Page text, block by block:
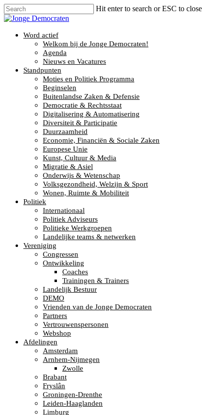
Hit enter to search or ESC to close
Word actief
Welkom bij de Jonge Democraten!
Agenda
Nieuws en Vacatures
Standpunten
Moties en Politiek Programma
Beginselen
Buitenlandse Zaken & Defensie
Democratie & Rechtsstaat
Digitalisering & Automatisering
Diversiteit & Participatie
Duurzaamheid
Economie, Financiën & Sociale Zaken
Europese Unie
Kunst, Cultuur & Media
Migratie & Asiel
Onderwijs & Wetenschap
Volksgezondheid, Welzijn & Sport
Wonen, Ruimte & Mobiliteit
Politiek
Internationaal
Politiek Adviseurs
Politieke Werkgroepen
Landelijke teams & netwerken
Vereniging
Congressen
Ontwikkeling
Coaches
Trainingen & Trainers
Landelijk Bestuur
DEMO
Vrienden van de Jonge Democraten
Partners
Vertrouwenspersonen
Webshop
Afdelingen
Amsterdam
Arnhem-Nijmegen
Zwolle
Brabant
Fryslân
Groningen-Drenthe
Leiden-Haaglanden
Limburg